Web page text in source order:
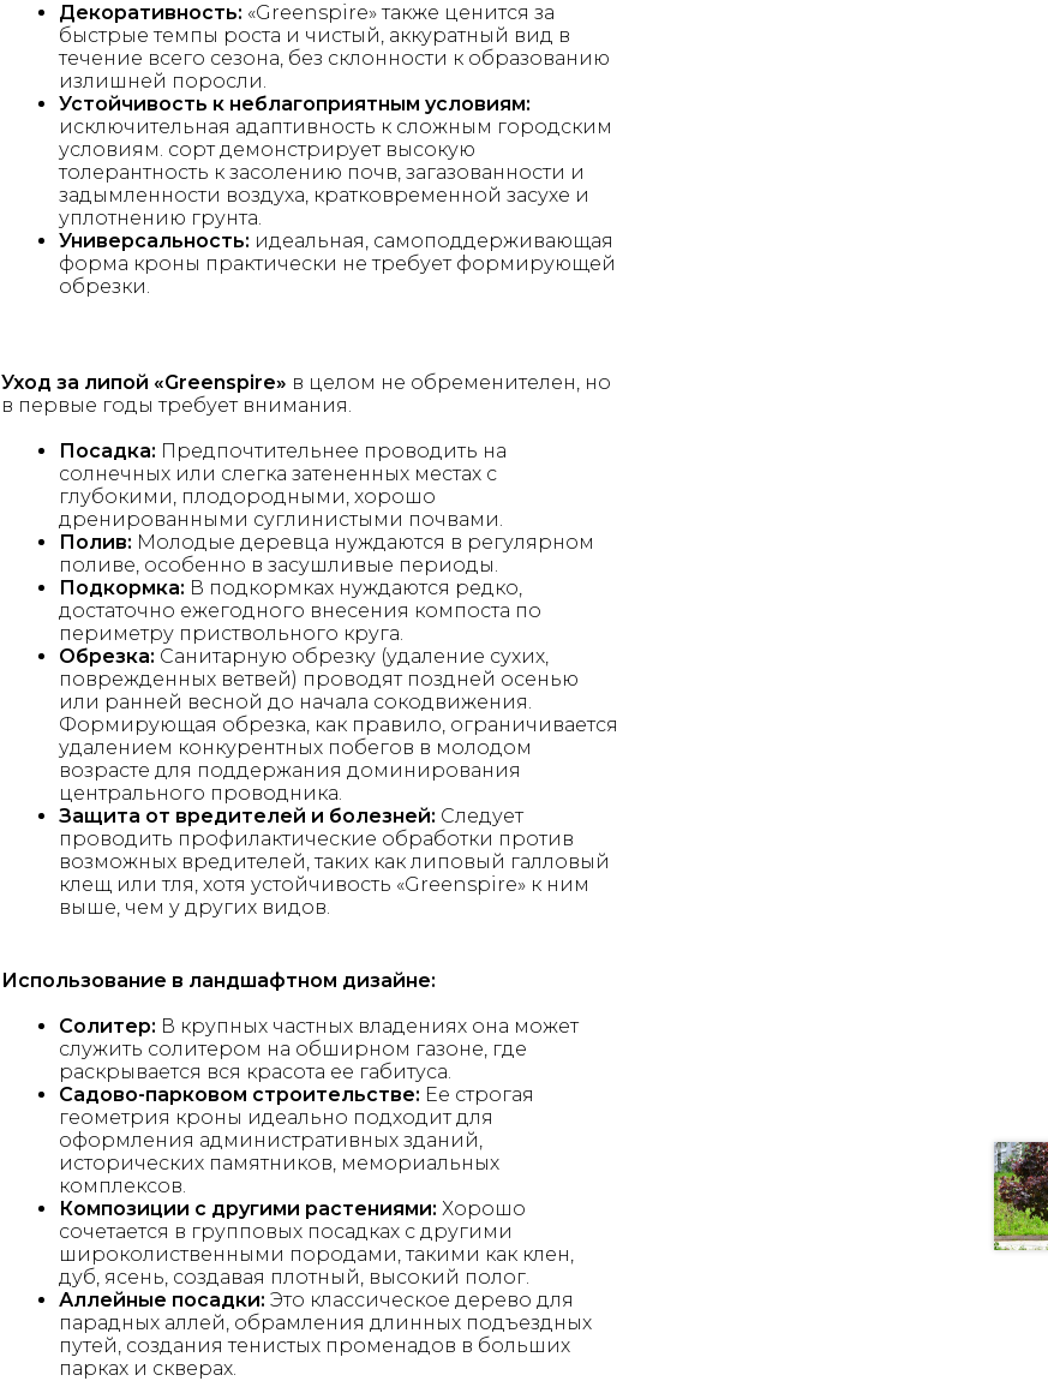
Декоративность: «Greenspire» также ценится за
быстрые темпы роста и чистый, аккуратный вид в
течение всего сезона, без склонности к образованию
излишней поросли.
Устойчивость к неблагоприятным условиям:
исключительная адаптивность к сложным городским
условиям. сорт демонстрирует высокую
толерантность к засолению почв, загазованности и
задымленности воздуха, кратковременной засухе и
уплотнению грунта.
Универсальность: идеальная, самоподдерживающая
форма кроны практически не требует формирующей
обрезки.
Уход за липой «Greenspire» в целом не обременителен, но
в первые годы требует внимания.
Посадка: Предпочтительнее проводить на
солнечных или слегка затененных местах с
глубокими, плодородными, хорошо
дренированными суглинистыми почвами.
Полив: Молодые деревца нуждаются в регулярном
поливе, особенно в засушливые периоды.
Подкормка: В подкормках нуждаются редко,
достаточно ежегодного внесения компоста по
периметру приствольного круга.
Обрезка: Санитарную обрезку (удаление сухих,
поврежденных ветвей) проводят поздней осенью
или ранней весной до начала сокодвижения.
Формирующая обрезка, как правило, ограничивается
удалением конкурентных побегов в молодом
возрасте для поддержания доминирования
центрального проводника.
Защита от вредителей и болезней: Следует
проводить профилактические обработки против
возможных вредителей, таких как липовый галловый
клещ или тля, хотя устойчивость «Greenspire» к ним
выше, чем у других видов.
Использование в ландшафтном дизайне:
Солитер: В крупных частных владениях она может
служить солитером на обширном газоне, где
раскрывается вся красота ее габитуса.
Садово-парковом строительстве: Ее строгая
геометрия кроны идеально подходит для
оформления административных зданий,
исторических памятников, мемориальных
комплексов.
Композиции с другими растениями: Хорошо
сочетается в групповых посадках с другими
широколиственными породами, такими как клен,
дуб, ясень, создавая плотный, высокий полог.
Аллейные посадки: Это классическое дерево для
парадных аллей, обрамления длинных подъездных
путей, создания тенистых променадов в больших
парках и скверах.